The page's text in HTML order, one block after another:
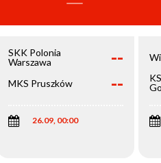
SKK Polonia
Warszawa
--
MKS Pruszków --
26.09, 00:00